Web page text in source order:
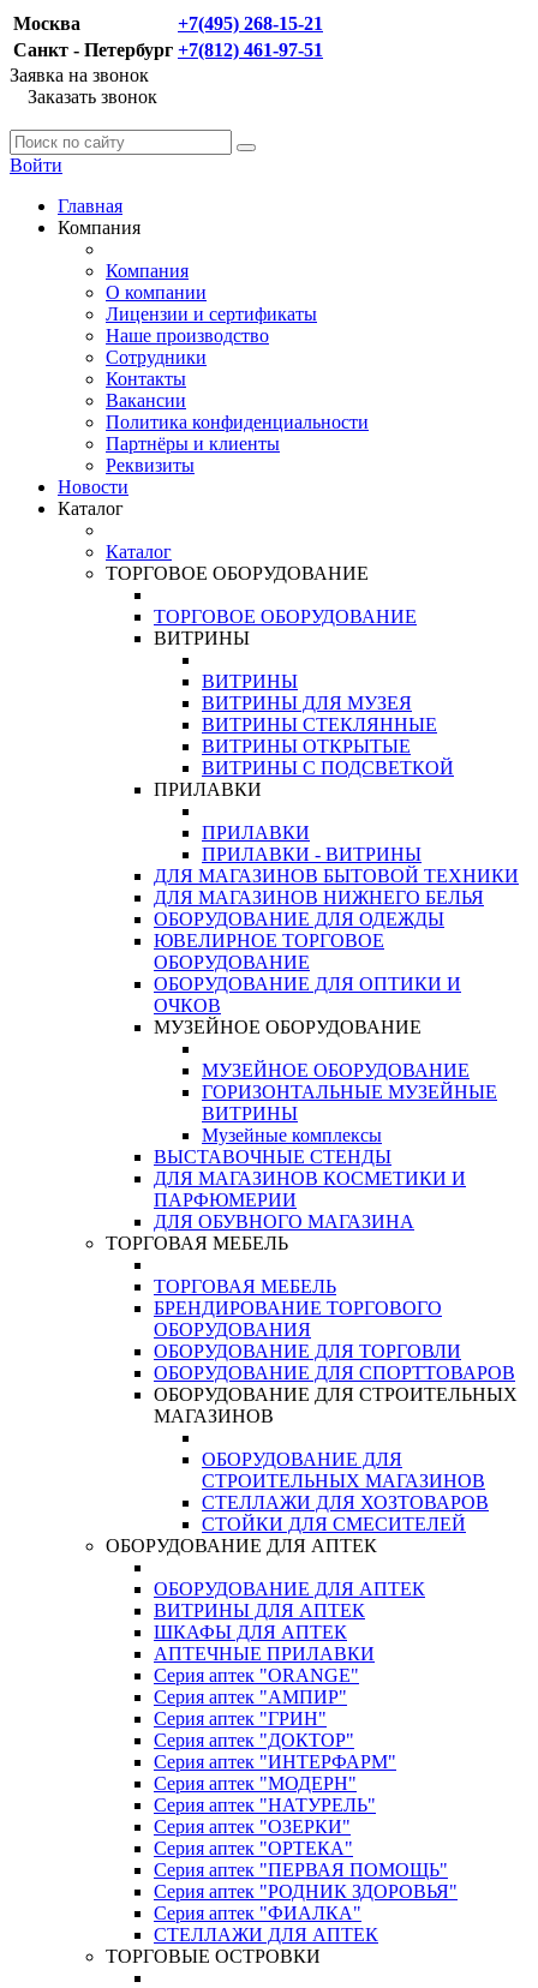
Москва
+7(495) 268-15-21
Санкт - Петербург +7(812) 461-97-51
Заявка на звонок
Заказать звонок
Войти
Главная
Компания
Компания
О компании
Лицензии и сертификаты
Наше производство
Сотрудники
Контакты
Вакансии
Политика конфиденциальности
Партнёры и клиенты
Реквизиты
Новости
Каталог
Каталог
ТОРГОВОЕ ОБОРУДОВАНИЕ
ТОРГОВОЕ ОБОРУДОВАНИЕ
ВИТРИНЫ
ВИТРИНЫ
ВИТРИНЫ ДЛЯ МУЗЕЯ
ВИТРИНЫ СТЕКЛЯННЫЕ
ВИТРИНЫ ОТКРЫТЫЕ
ВИТРИНЫ С ПОДСВЕТКОЙ
ПРИЛАВКИ
ПРИЛАВКИ
ПРИЛАВКИ - ВИТРИНЫ
ДЛЯ МАГАЗИНОВ БЫТОВОЙ ТЕХНИКИ
ДЛЯ МАГАЗИНОВ НИЖНЕГО БЕЛЬЯ
ОБОРУДОВАНИЕ ДЛЯ ОДЕЖДЫ
ЮВЕЛИРНОЕ ТОРГОВОЕ
ОБОРУДОВАНИЕ
ОБОРУДОВАНИЕ ДЛЯ ОПТИКИ И
ОЧКОВ
МУЗЕЙНОЕ ОБОРУДОВАНИЕ
МУЗЕЙНОЕ ОБОРУДОВАНИЕ
ГОРИЗОНТАЛЬНЫЕ МУЗЕЙНЫЕ
ВИТРИНЫ
Музейные комплексы
ВЫСТАВОЧНЫЕ СТЕНДЫ
ДЛЯ МАГАЗИНОВ КОСМЕТИКИ И
ПАРФЮМЕРИИ
ДЛЯ ОБУВНОГО МАГАЗИНА
ТОРГОВАЯ МЕБЕЛЬ
ТОРГОВАЯ МЕБЕЛЬ
БРЕНДИРОВАНИЕ ТОРГОВОГО
ОБОРУДОВАНИЯ
ОБОРУДОВАНИЕ ДЛЯ ТОРГОВЛИ
ОБОРУДОВАНИЕ ДЛЯ СПОРТТОВАРОВ
ОБОРУДОВАНИЕ ДЛЯ СТРОИТЕЛЬНЫХ
МАГАЗИНОВ
ОБОРУДОВАНИЕ ДЛЯ
СТРОИТЕЛЬНЫХ МАГАЗИНОВ
СТЕЛЛАЖИ ДЛЯ ХОЗТОВАРОВ
СТОЙКИ ДЛЯ СМЕСИТЕЛЕЙ
ОБОРУДОВАНИЕ ДЛЯ АПТЕК
ОБОРУДОВАНИЕ ДЛЯ АПТЕК
ВИТРИНЫ ДЛЯ АПТЕК
ШКАФЫ ДЛЯ АПТЕК
АПТЕЧНЫЕ ПРИЛАВКИ
Серия аптек "ORANGE"
Серия аптек "АМПИР"
Серия аптек "ГРИН"
Серия аптек "ДОКТОР"
Серия аптек "ИНТЕРФАРМ"
Серия аптек "МОДЕРН"
Серия аптек "НАТУРЕЛЬ"
Серия аптек "ОЗЕРКИ"
Серия аптек "ОРТЕКА"
Серия аптек "ПЕРВАЯ ПОМОЩЬ"
Серия аптек "РОДНИК ЗДОРОВЬЯ"
Серия аптек "ФИАЛКА"
СТЕЛЛАЖИ ДЛЯ АПТЕК
ТОРГОВЫЕ ОСТРОВКИ